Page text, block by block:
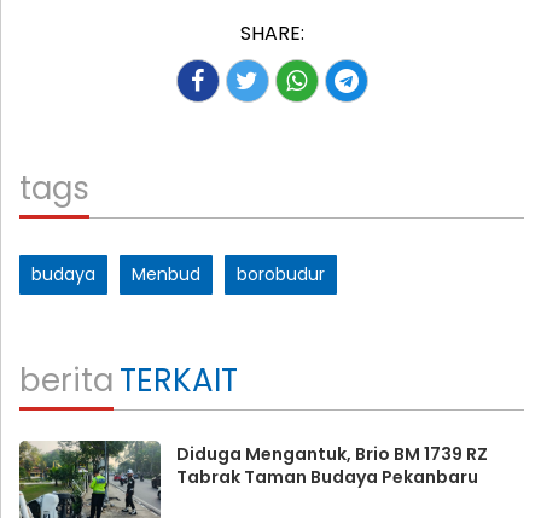
SHARE:
tags
budaya Menbud borobudur
beritaTERKAIT
Diduga Mengantuk, Brio BM 1739 RZ
Tabrak Taman Budaya Pekanbaru